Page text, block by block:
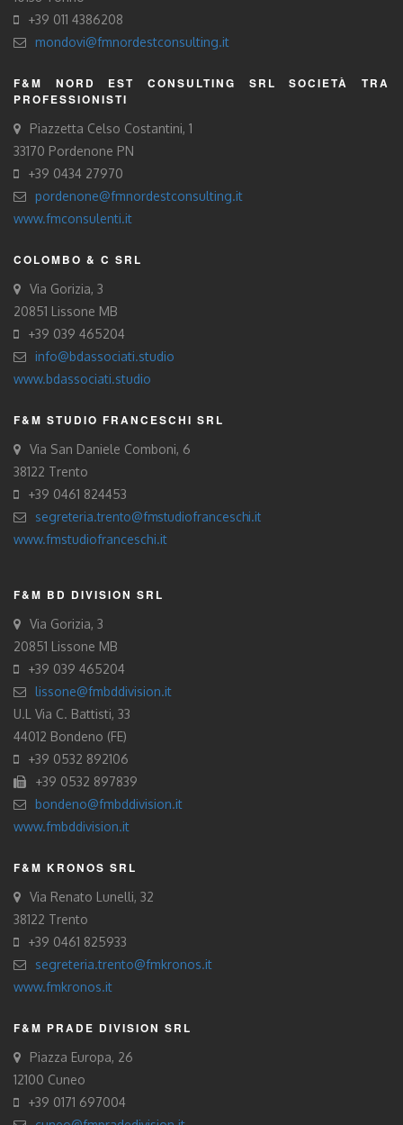
+39 011 4386208
mondovi@fmnordestconsulting.it
F&M NORD EST CONSULTING SRL SOCIETÀ TRA
PROFESSIONISTI
Piazzetta Celso Costantini, 1
33170 Pordenone PN
+39 0434 27970
pordenone@fmnordestconsulting.it
www.fmconsulenti.it
COLOMBO & C SRL
Via Gorizia, 3
20851 Lissone MB
+39 039 465204
info@bdassociati.studio
www.bdassociati.studio
F&M STUDIO FRANCESCHI SRL
Via San Daniele Comboni, 6
38122 Trento
+39 0461 824453
segreteria.trento@fmstudiofranceschi.it
www.fmstudiofranceschi.it
F&M BD DIVISION SRL
Via Gorizia, 3
20851 Lissone MB
+39 039 465204
lissone@fmbddivision.it
U.L Via C. Battisti, 33
44012 Bondeno (FE)
+39 0532 892106
+39 0532 897839
bondeno@fmbddivision.it
www.fmbddivision.it
F&M KRONOS SRL
Via Renato Lunelli, 32
38122 Trento
+39 0461 825933
segreteria.trento@fmkronos.it
www.fmkronos.it
F&M PRADE DIVISION SRL
Piazza Europa, 26
12100 Cuneo
+39 0171 697004